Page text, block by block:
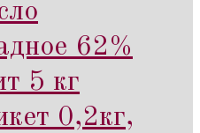
62%
5 кг
0,2кг,